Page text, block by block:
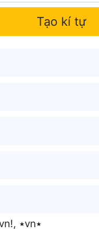
Tạo kí tự
searching VN almost like: ＣＵＳＨＩＮvn, vn, vn , vn!, ‎٭vn‎٭